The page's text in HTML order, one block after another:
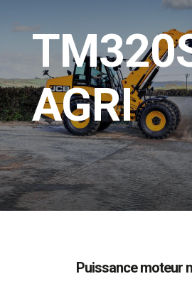
AGRI
Puissance moteur